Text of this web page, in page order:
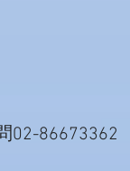
02-86673362